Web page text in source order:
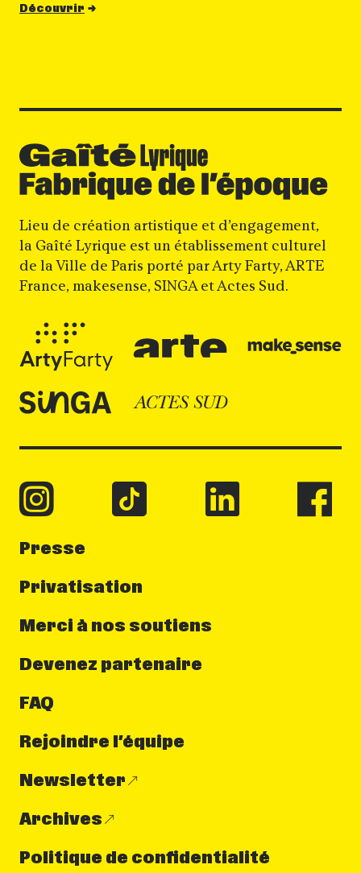
Découvrir
Lieu de création artistique et d’engagement,
la Gaîté Lyrique est un établissement culturel
de la Ville de Paris porté par Arty Farty, ARTE
France, makesense, SINGA et Actes Sud.
Presse
Privatisation
Merci à nos soutiens
Devenez partenaire
FAQ
Rejoindre l’équipe
Newsletter
Archives
Politique de confidentialité